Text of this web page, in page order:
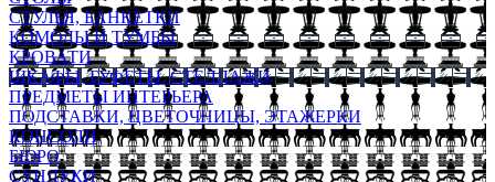
СТУЛЬЯ, БАНКЕТКИ
КОМОДЫ И ТУМБЫ
КРОВАТИ
ШКАФЫ, БУФЕТЫ, СТЕЛЛАЖИ
ПРЕДМЕТЫ ИНТЕРЬЕРА
ПОДСТАВКИ, ЦВЕТОЧНИЦЫ, ЭТАЖЕРКИ
КОНСОЛИ
БЮРО
СУНДУКИ